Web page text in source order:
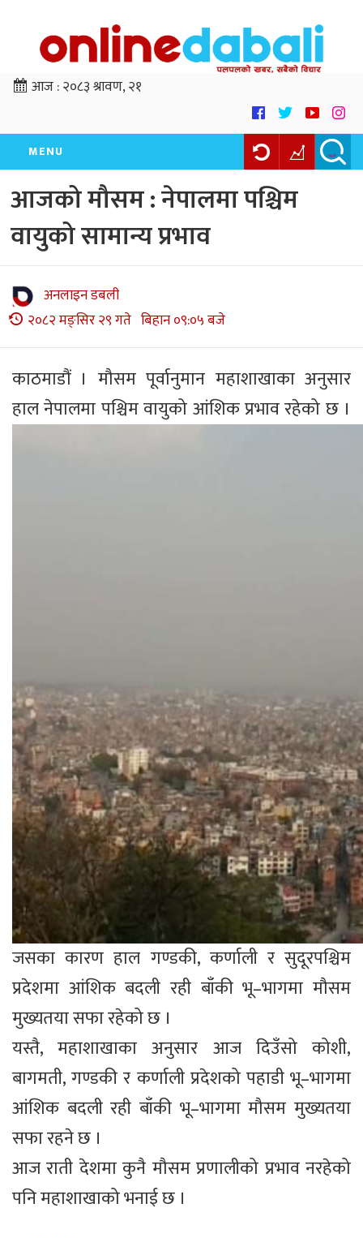
आज :२०८३ श्रावण, २१
MENU
आजको मौसम : नेपालमा पश्चिम
वायुको सामान्य प्रभाव
अनलाइन डबली
२०८२ मङ्सिर २९ गते बिहान ०९:०५ बजे
काठमाडौं । मौसम पूर्वानुमान महाशाखाका अनुसार
हाल नेपालमा पश्चिम वायुको आंशिक प्रभाव रहेको छ ।
जसका कारण हाल गण्डकी, कर्णाली र सुदूरपश्चिम
प्रदेशमा आंशिक बदली रही बाँकी भू–भागमा मौसम
मुख्यतया सफा रहेको छ ।
यस्तै, महाशाखाका अनुसार आज दिउँसो कोशी,
बागमती, गण्डकी र कर्णाली प्रदेशको पहाडी भू–भागमा
आंशिक बदली रही बाँकी भू–भागमा मौसम मुख्यतया
सफा रहने छ ।
आज राती देशमा कुनै मौसम प्रणालीको प्रभाव नरहेको
पनि महाशाखाको भनाई छ ।